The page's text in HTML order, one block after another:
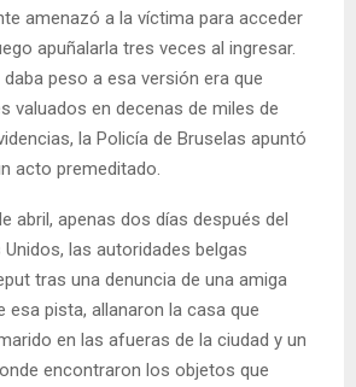
amenazó a la víctima para acceder
apuñalarla tres veces al ingresar.
peso a esa versión era que
valuados en decenas de miles de
la Policía de Bruselas apuntó
acto premeditado.
abril, apenas dos días después del
las autoridades belgas
tras una denuncia de una amiga
esa pista, allanaron la casa que
en las afueras de la ciudad y un
encontraron los objetos que